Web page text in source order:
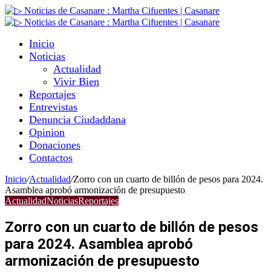
Inicio
Noticias
Actualidad
Vivir Bien
Reportajes
Entrevistas
Denuncia Ciudaddana
Opinion
Donaciones
Contactos
Inicio/Actualidad/Zorro con un cuarto de billón de pesos para 2024.
Asamblea aprobó armonización de presupuesto
ActualidadNoticiasReportajes
Zorro con un cuarto de billón de pesos
para 2024. Asamblea aprobó
armonización de presupuesto